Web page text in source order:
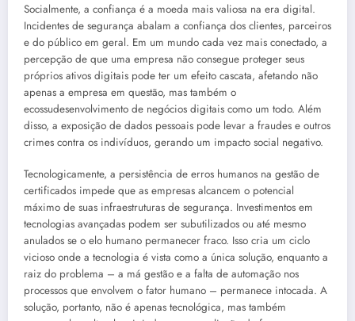
Socialmente, a confiança é a moeda mais valiosa na era digital.
Incidentes de segurança abalam a confiança dos clientes, parceiros
e do público em geral. Em um mundo cada vez mais conectado, a
percepção de que uma empresa não consegue proteger seus
próprios ativos digitais pode ter um efeito cascata, afetando não
apenas a empresa em questão, mas também o
ecossudesenvolvimento de negócios digitais como um todo. Além
disso, a exposição de dados pessoais pode levar a fraudes e outros
crimes contra os indivíduos, gerando um impacto social negativo.
Tecnologicamente, a persistência de erros humanos na gestão de
certificados impede que as empresas alcancem o potencial
máximo de suas infraestruturas de segurança. Investimentos em
tecnologias avançadas podem ser subutilizados ou até mesmo
anulados se o elo humano permanecer fraco. Isso cria um ciclo
vicioso onde a tecnologia é vista como a única solução, enquanto a
raiz do problema – a má gestão e a falta de automação nos
processos que envolvem o fator humano – permanece intocada. A
solução, portanto, não é apenas tecnológica, mas também